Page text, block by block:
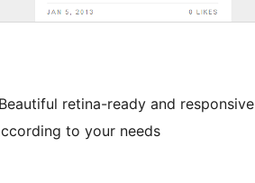
retina-ready and responsive
to your needs